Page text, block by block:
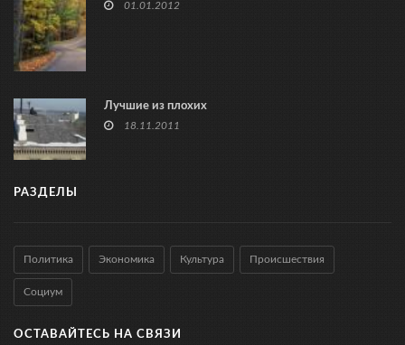
01.01.2012
Лучшие из плохих
18.11.2011
РАЗДЕЛЫ
Политика Экономика Культура Происшествия
Социум
ОСТАВАЙТЕСЬ НА СВЯЗИ